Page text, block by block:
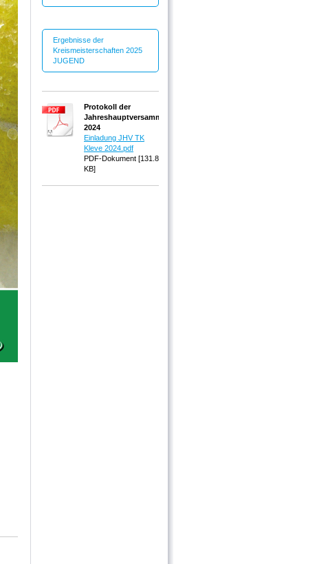
Ergebnisse der
Kreismeisterschaften 2025
JUGEND
Protokoll der
Jahreshauptversammlung
2024
Einladung JHV TK
Kleve 2024.pdf
PDF-Dokument [131.8
KB]